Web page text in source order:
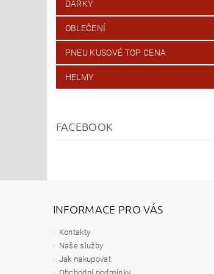
DÁRKY
OBLEČENÍ
PNEU KUSOVÉ TOP CENA
HELMY
FACEBOOK
INFORMACE PRO VÁS
Kontakty
Naše služby
Jak nakupovat